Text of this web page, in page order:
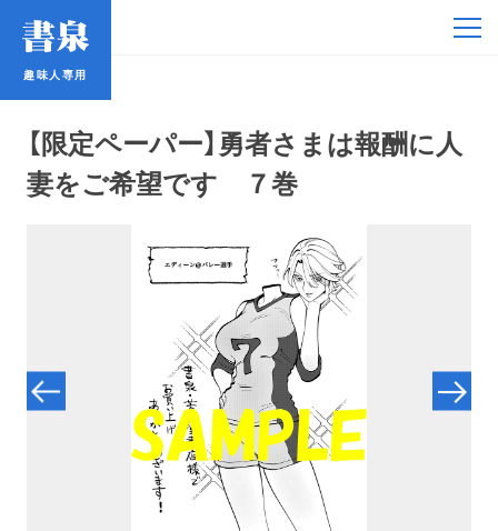
趣味人専用
【限定ペーパー】勇者さまは報酬に人
妻をご希望です ７巻
趣味人専用
コミック・ラノベ